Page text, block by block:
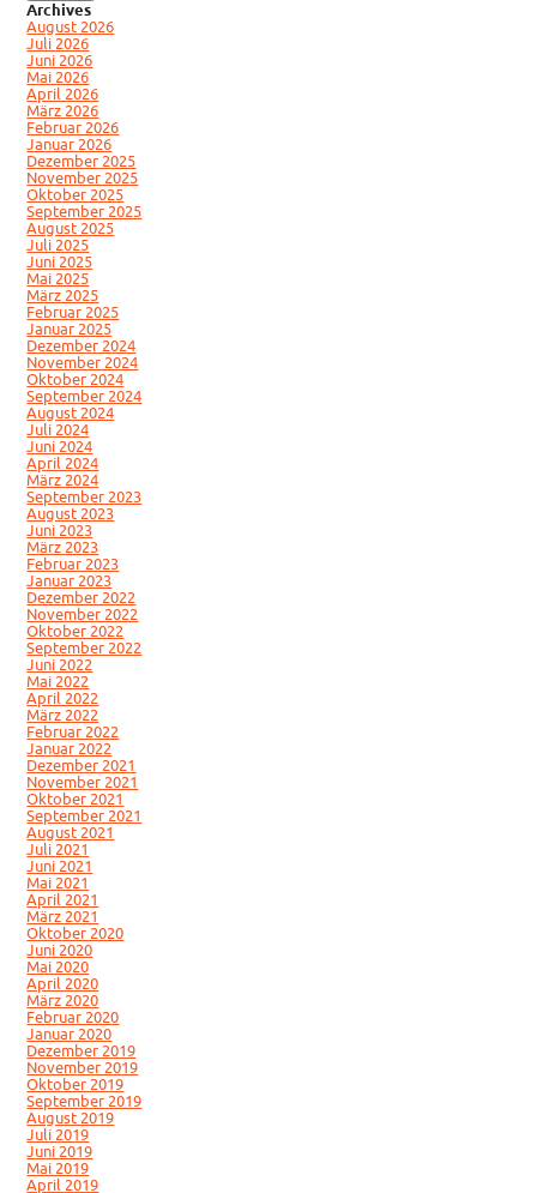
Archives
August 2026
Juli 2026
Juni 2026
Mai 2026
April 2026
März 2026
Februar 2026
Januar 2026
Dezember 2025
November 2025
Oktober 2025
September 2025
August 2025
Juli 2025
Juni 2025
Mai 2025
März 2025
Februar 2025
Januar 2025
Dezember 2024
November 2024
Oktober 2024
September 2024
August 2024
Juli 2024
Juni 2024
April 2024
März 2024
September 2023
August 2023
Juni 2023
März 2023
Februar 2023
Januar 2023
Dezember 2022
November 2022
Oktober 2022
September 2022
Juni 2022
Mai 2022
April 2022
März 2022
Februar 2022
Januar 2022
Dezember 2021
November 2021
Oktober 2021
September 2021
August 2021
Juli 2021
Juni 2021
Mai 2021
April 2021
März 2021
Oktober 2020
Juni 2020
Mai 2020
April 2020
März 2020
Februar 2020
Januar 2020
Dezember 2019
November 2019
Oktober 2019
September 2019
August 2019
Juli 2019
Juni 2019
Mai 2019
April 2019